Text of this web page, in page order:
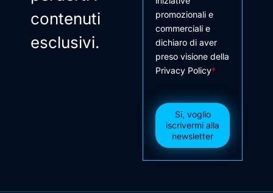
contenuti
esclusivi.
promozionali e
commerciali e
dichiaro di aver
preso visione della
Privacy Policy*
Si, voglio
iscrivermi alla
newsletter